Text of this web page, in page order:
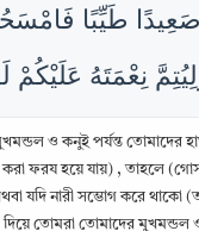
طَيِّبًا
ও কনুই পর্যন্ত
ফরয হয়ে যায়) , তাহলে
নারী সম্ভোগ করে থাকো
দিয়ে তোমরা তোমাদের